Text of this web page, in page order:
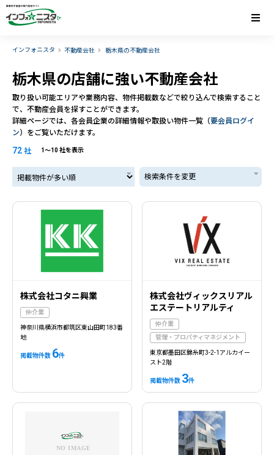
インフォニスタ 不動産会社 栃木県の不動産会社
栃木県の店舗に強い不動産会社
取り扱い可能エリアや業務内容、物件掲載数などで絞り込んで検索すること
で、不動産会員を探すことができます。
詳細ページでは、各会員企業の詳細情報や取扱い物件一覧（要会員ログイ
ン）をご覧いただけます。
72 社 1〜10 社を表示
掲載物件が多い順 検索条件を変更
株式会社コタニ興業
仲介業
神奈川県横浜市都筑区東山田町183番
地
掲載物件数 6件
株式会社ヴィックスリアル
エステートリアルティ
仲介業
管理・プロパティマネジメント
東京都墨田区錦糸町3-2-1アルカイー
スト2階
掲載物件数 3件